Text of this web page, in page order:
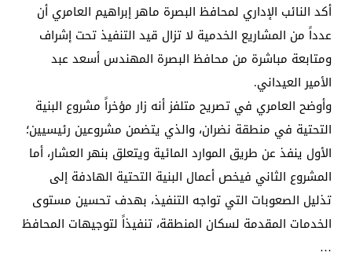
أكد النائب الإداري لمحافظ البصرة ماهر إبراهيم العامري أن
عدداً من المشاريع الخدمية لا تزال قيد التنفيذ تحت إشراف
ومتابعة مباشرة من محافظ البصرة المهندس أسعد عبد
الأمير العيداني.
وأوضح العامري في تصريح متلفز أنه زار مؤخراً مشروع البنية
التحتية في منطقة نضران، والذي يتضمن مشروعين رئيسيين؛
الأول ينفذ عن طريق الموارد المائية ويتعلق بنهر العشار، أما
المشروع الثاني فيخص أعمال البنية التحتية الهادفة إلى
تذليل الصعوبات التي تواجه التنفيذ، بهدف تحسين مستوى
الخدمات المقدمة لسكان المنطقة، تنفيذاً لتوجيهات المحافظ
…